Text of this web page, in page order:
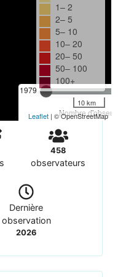
1979
Nombre
1– 2
2– 5
5– 10
10– 20
20– 50
50– 100
100+
10 km
Leaflet | © OpenStreetMap
458
observateurs
Dernière
observation
2026